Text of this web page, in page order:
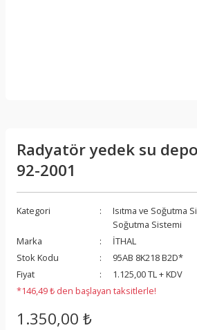
Radyatör yedek su
92-2001
Kategori Isıtma ve Soğutma
Soğutma Sistemi
Marka
İTHAL
Stok Kodu
95AB 8K218 B2D*
Fiyat
1.125,00 TL + KDV
*146,49 ₺ den başlayan taksitlerle!
1.350,00 ₺